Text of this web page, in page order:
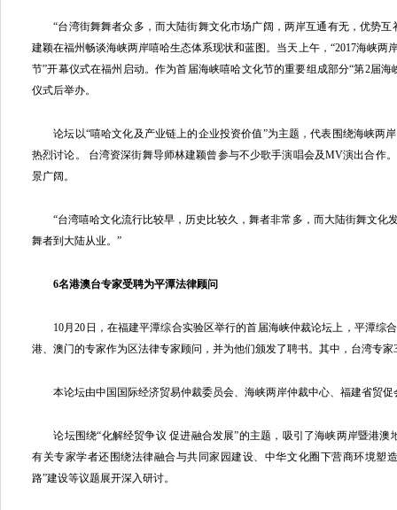
“台湾街舞舞者众多，而大陆街舞文化市场广阔，两岸互通有无，优势互
建颖在福州畅谈海峡两岸嘻哈生态体系现状和蓝图。当天上午，“2017海峡两
节”开幕仪式在福州启动。作为首届海峡嘻哈文化节的重要组成部分“第2届
仪式后举办。
论坛以“嘻哈文化及产业链上的企业投资价值”为主题，代表围绕海峡两
热烈讨论。 台湾资深街舞导师林建颖曾参与不少歌手演唱会及MV演出合作
景广阔。
“台湾嘻哈文化流行比较早，历史比较久，舞者非常多，而大陆街舞文化
舞者到大陆从业。”
6名港澳台专家受聘为平潭法律顾问
10月20日，在福建平潭综合实验区举行的首届海峡仲裁论坛上，平潭综
港、澳门的专家作为区法律专家顾问，并为他们颁发了聘书。其中，台湾专
本论坛由中国国际经济贸易仲裁委员会、海峡两岸仲裁中心、福建省贸促
论坛围绕“化解经贸争议 促进融合发展”的主题，吸引了海峡两岸暨港澳
有关专家学者还围绕法律融合与共同家园建设、中华文化圈下营商环境塑
路”建设等议题展开深入研讨。